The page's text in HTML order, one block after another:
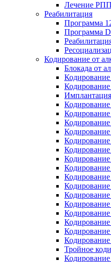
Лечение РПП
Реабилитация
Программа
Программа
Кодирование от
Блокада от
Кодирование
Кодирование
Кодирование
Тройное